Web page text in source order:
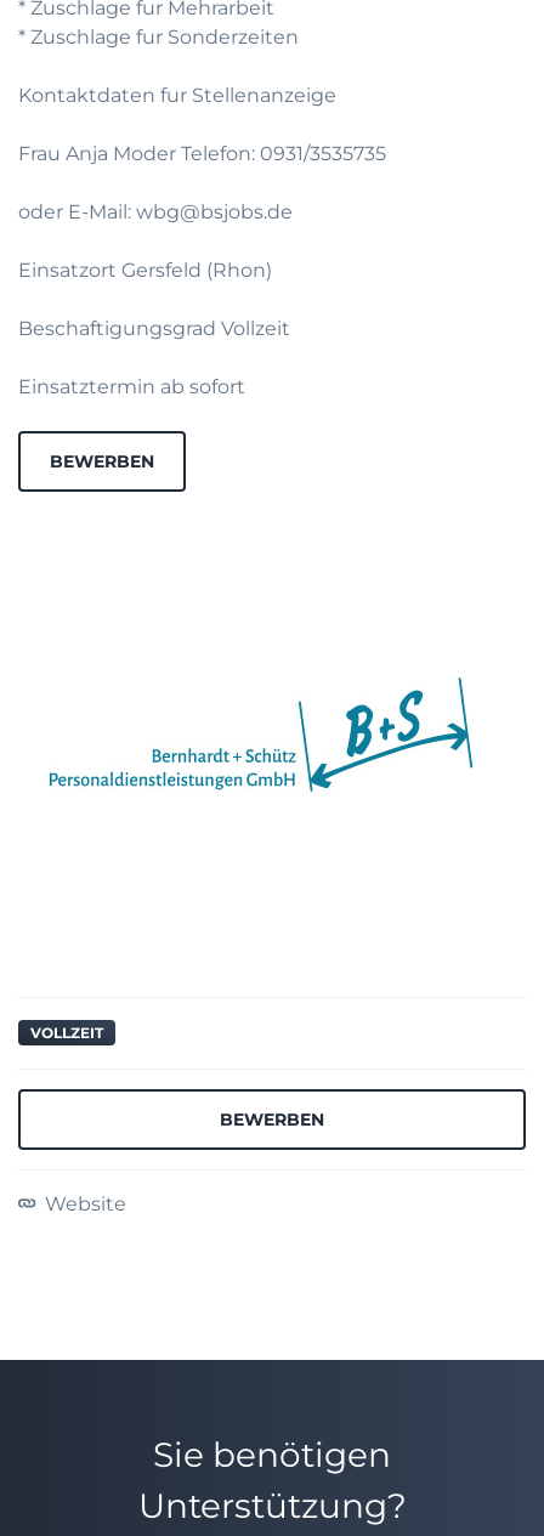
* Zuschlage fur Mehrarbeit
* Zuschlage fur Sonderzeiten
Kontaktdaten fur Stellenanzeige
Frau Anja Moder Telefon: 0931/3535735
oder E-Mail: wbg@bsjobs.de
Einsatzort Gersfeld (Rhon)
Beschaftigungsgrad Vollzeit
Einsatztermin ab sofort
BEWERBEN
VOLLZEIT
BEWERBEN
Website
Sie benötigen
Unterstützung?